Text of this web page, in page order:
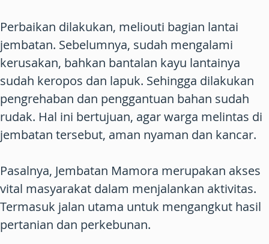
Perbaikan dilakukan, meliouti bagian lantai
jembatan. Sebelumnya, sudah mengalami
kerusakan, bahkan bantalan kayu lantainya
sudah keropos dan lapuk. Sehingga dilakukan
pengrehaban dan penggantuan bahan sudah
rudak. Hal ini bertujuan, agar warga melintas di
jembatan tersebut, aman nyaman dan kancar.
Pasalnya, Jembatan Mamora merupakan akses
vital masyarakat dalam menjalankan aktivitas.
Termasuk jalan utama untuk mengangkut hasil
pertanian dan perkebunan.